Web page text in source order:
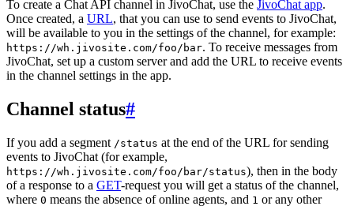
To create a Chat API channel in JivoChat, use the JivoChat app.
Once created, a URL, that you can use to send events to JivoChat,
will be available to you in the settings of the channel, for example:
https://wh.jivosite.com/foo/bar. To receive messages from
JivoChat, set up a custom server and add the URL to receive events
in the channel settings in the app.
Channel status#
If you add a segment /status at the end of the URL for sending
events to JivoChat (for example,
https://wh.jivosite.com/foo/bar/status), then in the body
of a response to a GET-request you will get a status of the channel,
where 0 means the absence of online agents, and 1 or any other